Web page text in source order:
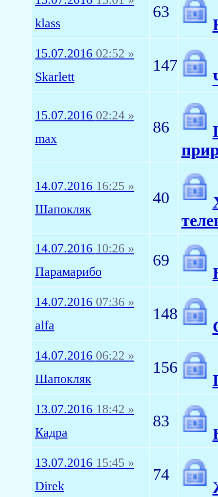
klass
63
15.07.2016 02:52 »
Skarlett
147
15.07.2016 02:24 »
max
86
14.07.2016 16:25 »
Шапокляк
40
14.07.2016 10:26 »
Парамарибо
69
14.07.2016 07:36 »
alfa
148
14.07.2016 06:22 »
Шапокляк
156
13.07.2016 18:42 »
Кадра
83
13.07.2016 15:45 »
Direk
74